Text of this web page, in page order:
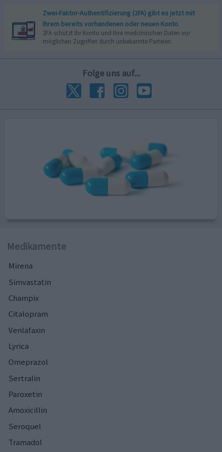
Zwei-Faktor-Authentifizierung (2FA) gibt es jetzt mit
Ihrem bereits vorhandenen oder neuen Konto
2FA schützt Ihr Konto und Ihre medizinischen Daten vor
möglichen Zugriffen durch unbekannte Parteien.
Folge uns auf...
Medikamente
Mirena
Simvastatin
Champix
Citalopram
Venlafaxin
Lyrica
Omeprazol
Sertralin
Paroxetin
Amoxicillin
Seroquel
Tramadol